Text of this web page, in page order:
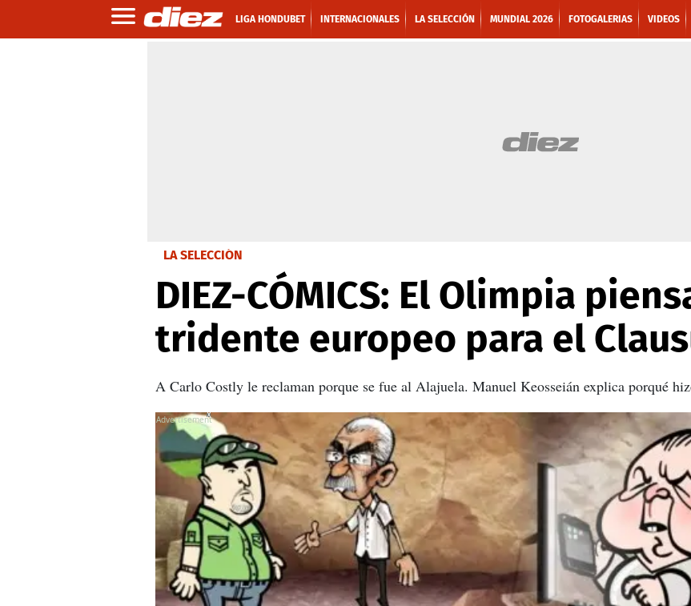
LIGA HONDUBET INTERNACIONALES LA SELECCIÓN MUNDIAL 2026 FOTOGALERIAS VIDEOS
LA SELECCIÓN
DIEZ-CÓMICS: El Olimpia
tridente europeo para el
A Carlo Costly le reclaman porque se fue al Alajuela. Manuel Keosseián explica porqué
X